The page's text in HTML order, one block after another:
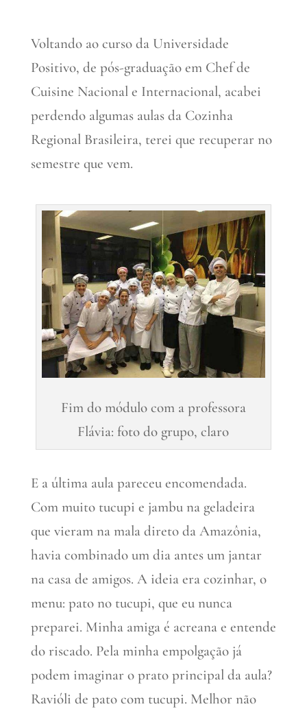
Voltando ao curso da Universidade
Positivo, de pós-graduação em Chef de
Cuisine Nacional e Internacional, acabei
perdendo algumas aulas da Cozinha
Regional Brasileira, terei que recuperar no
semestre que vem.
Fim do módulo com a professora
Flávia: foto do grupo, claro
E a última aula pareceu encomendada.
Com muito tucupi e jambu na geladeira
que vieram na mala direto da Amazônia,
havia combinado um dia antes um jantar
na casa de amigos. A ideia era cozinhar, o
menu: pato no tucupi, que eu nunca
preparei. Minha amiga é acreana e entende
do riscado. Pela minha empolgação já
podem imaginar o prato principal da aula?
Ravióli de pato com tucupi. Melhor não